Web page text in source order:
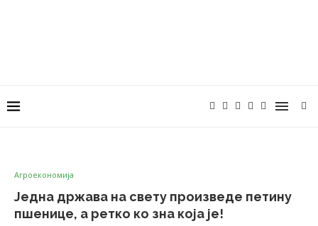
Агроекономија
Једна држава на свету произведе петину
пшенице, а ретко ко зна која је!